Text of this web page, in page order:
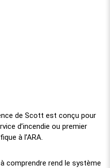
de Scott est conçu pour
d’incendie ou premier
à l’ARA.
comprendre rend le système